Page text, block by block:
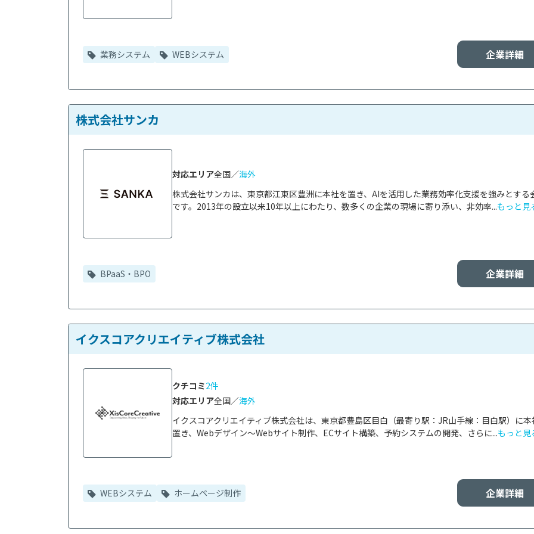
企業詳細
業務システム WEBシステム
株式会社サンカ
株式会社サンカは、東京都江東区豊洲に本社を置き、AIを活用した業務効率化支援を強みとする
です。2013年の設立以来10年以上にわたり、数多くの企業の現場に寄り添い、非効率...もっと見
対応エリア全国／海外
企業詳細
BPaaS・BPO
イクスコアクリエイティブ株式会社
イクスコアクリエイティブ株式会社は、東京都豊島区目白（最寄り駅：JR山手線：目白駅）に本
置き、Webデザイン～Webサイト制作、ECサイト構築、予約システムの開発、さらに...もっと見
クチコミ2件
対応エリア全国／海外
企業詳細
WEBシステム ホームページ制作